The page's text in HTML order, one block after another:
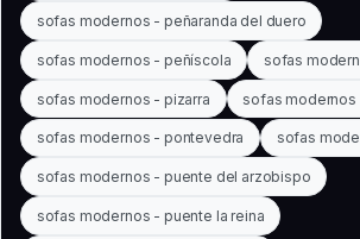
sofas modernos - peñaranda del duero
sofas modernos - peñíscola sofas
sofas modernos - pizarra sofas modernos
sofas modernos - pontevedra sofas
sofas modernos - puente del arzobispo
sofas modernos - puente la reina